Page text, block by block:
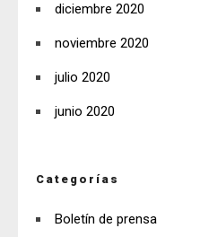
diciembre 2020
noviembre 2020
julio 2020
junio 2020
Categorías
Boletín de prensa